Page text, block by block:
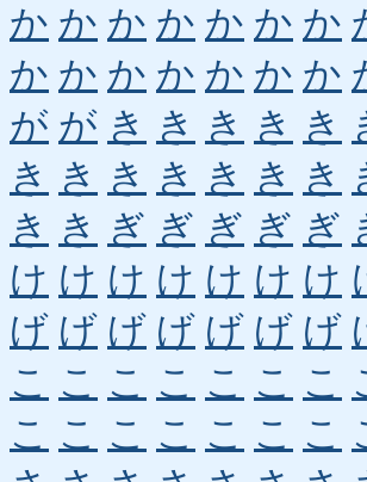
か か か か か か か
か か か か か か か
が が き き き き き
き き き き き き き
き き ぎ ぎ ぎ ぎ ぎ
け け け け け け け
げ げ げ げ げ げ げ
こ こ こ こ こ こ こ
こ こ こ こ こ こ こ